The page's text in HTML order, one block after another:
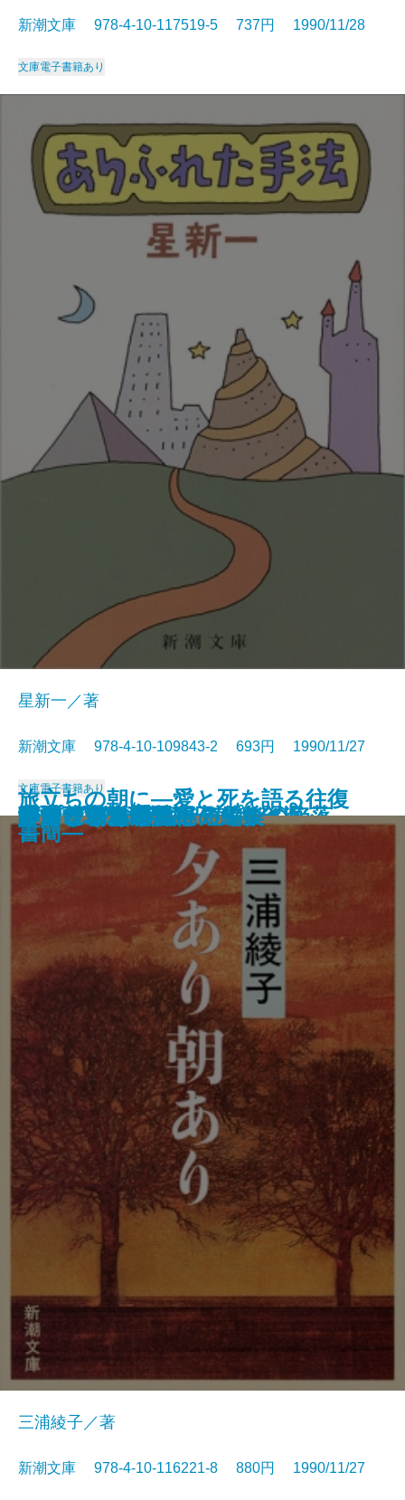
コンスタンティノープルの陥落
池波正太郎の銀座日記［全］
河童が覗いたインド
春燈
秀吉と武吉 目を上げれば海
李香蘭 私の半生
秘伝の声〔上〕
秘伝の声〔下〕
姥うかれ
新潮文庫 978-4-10-117519-5 737円 1990/11/28
文庫電子書籍あり
ありふれた手法
星新一／著
新潮文庫 978-4-10-109843-2 693円 1990/11/27
文庫電子書籍あり
夕あり朝あり
三浦綾子／著
新潮文庫 978-4-10-116221-8 880円 1990/11/27
ランゲルハンス島の午後
方舟さくら丸
旅立ちの朝に―愛と死を語る往復
書簡―
本所しぐれ町物語
かくれさと苦界行
フィツジェラルド短編集
カンヴァスの柩
リプレイ
酔いどれ次郎八